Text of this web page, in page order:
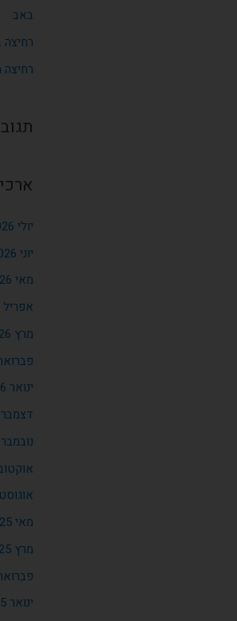
באב
יולי 2026
יוני 2026
מאי 2026
אפריל 2026
מרץ 2026
פברואר
ינואר 2026
דצמבר 2025
נובמבר 2025
אוקטובר
אוגוסט 2025
מאי 2025
מרץ 2025
פברואר
ינואר 2025